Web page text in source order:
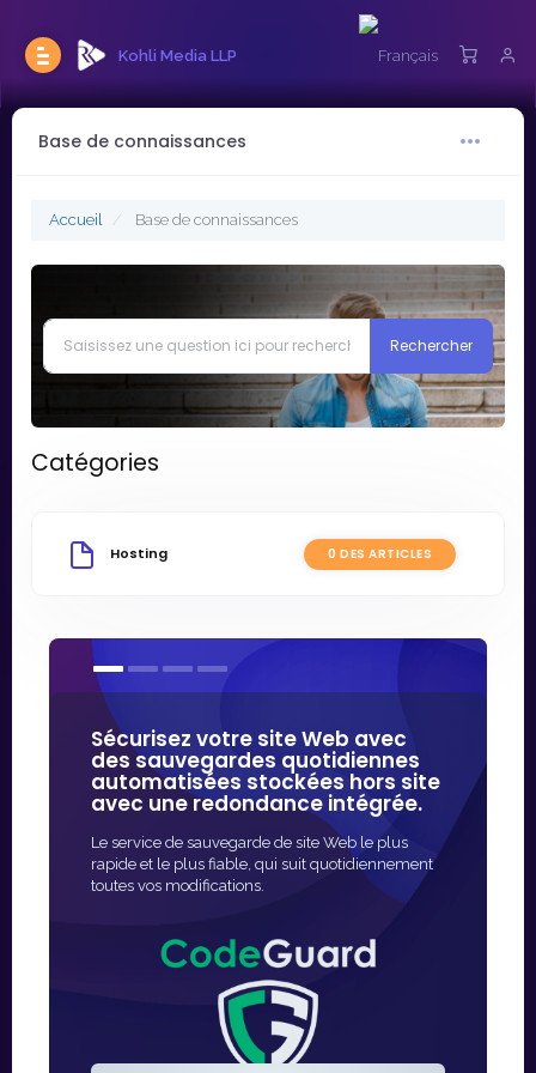
Kohli Media LLP
Base de connaissances
Accueil Base de connaissances
Catégories
Hosting 0 DES ARTICLES
Sécurisez votre site Web avec
des sauvegardes quotidiennes
automatisées stockées hors site
avec une redondance intégrée.
Le service de sauvegarde de site Web le plus
rapide et le plus fiable, qui suit quotidiennement
toutes vos modifications.
de
plus
Le moyen